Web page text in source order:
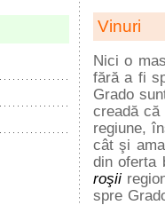
Vinuri
Nici o
fără a fi
Grado
creadă
regiune,
cât şi
din oferta
roşii
spre